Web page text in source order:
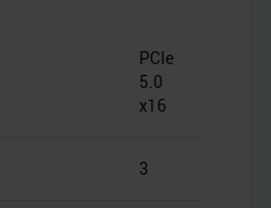
PCIe
5.0
x16
3